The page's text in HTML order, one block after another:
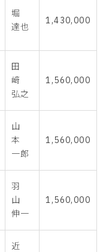
堀
達也
1,430,000
田
﨑
弘之
1,560,000
山
本
一郎
1,560,000
羽
山
伸一
1,560,000
近